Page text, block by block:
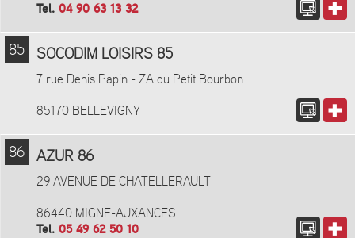
Tel. 04 90 63 13 32
85 SOCODIM LOISIRS 85
7 rue Denis Papin - ZA du Petit Bourbon
85170 BELLEVIGNY
86 AZUR 86
29 AVENUE DE CHATELLERAULT
86440 MIGNE-AUXANCES
Tel. 05 49 62 50 10